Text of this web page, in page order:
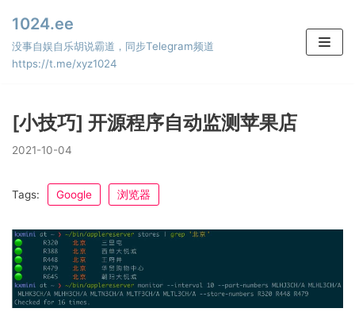
Skip
to
content
1024.ee
没事自娱自乐胡说霸道，同步Telegram频道
https://t.me/xyz1024
[小技巧] 开源程序自动监测苹果店
2021-10-04
Tags: Google 浏览器